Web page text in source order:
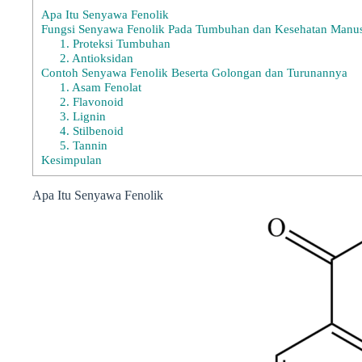
Apa Itu Senyawa Fenolik
Fungsi Senyawa Fenolik Pada Tumbuhan dan Kesehatan
1. Proteksi Tumbuhan
2. Antioksidan
Contoh Senyawa Fenolik Beserta Golongan dan Turunannya
1. Asam Fenolat
2. Flavonoid
3. Lignin
4. Stilbenoid
5. Tannin
Kesimpulan
Apa Itu Senyawa Fenolik